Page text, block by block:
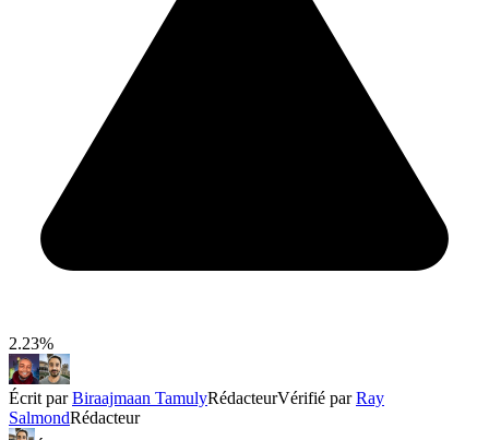
2.23%
Écrit parBiraajmaan TamulyRédacteurVérifié parRay
SalmondRédacteur